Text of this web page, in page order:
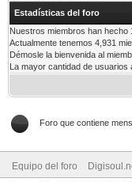
Estadísticas del foro
Nuestros miembros han hecho
Actualmente tenemos 4,931
Démosle la bienvenida al
La mayor cantidad de usuarios
Foro que contiene
Equipo del foro